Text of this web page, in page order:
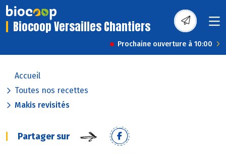
Biocoop Versailles Chantiers
Prochaine ouverture à 10:00
Accueil
Toutes nos recettes
Makis revisités
Partager sur